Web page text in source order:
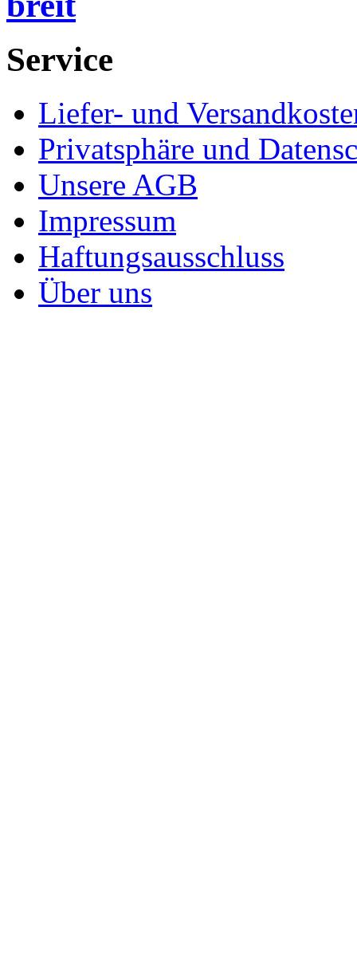
Service
Liefer- und
Privatsphäre und
Unsere AGB
Impressum
Haftungsausschluss
Über uns